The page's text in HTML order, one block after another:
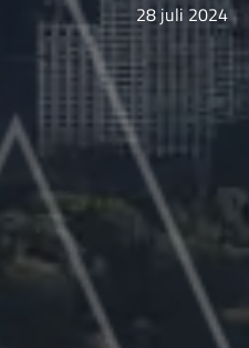
28 juli 2024